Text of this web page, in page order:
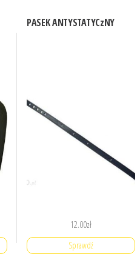
PASEK ANTYSTATYCzNY
12.00zł
Sprawdź